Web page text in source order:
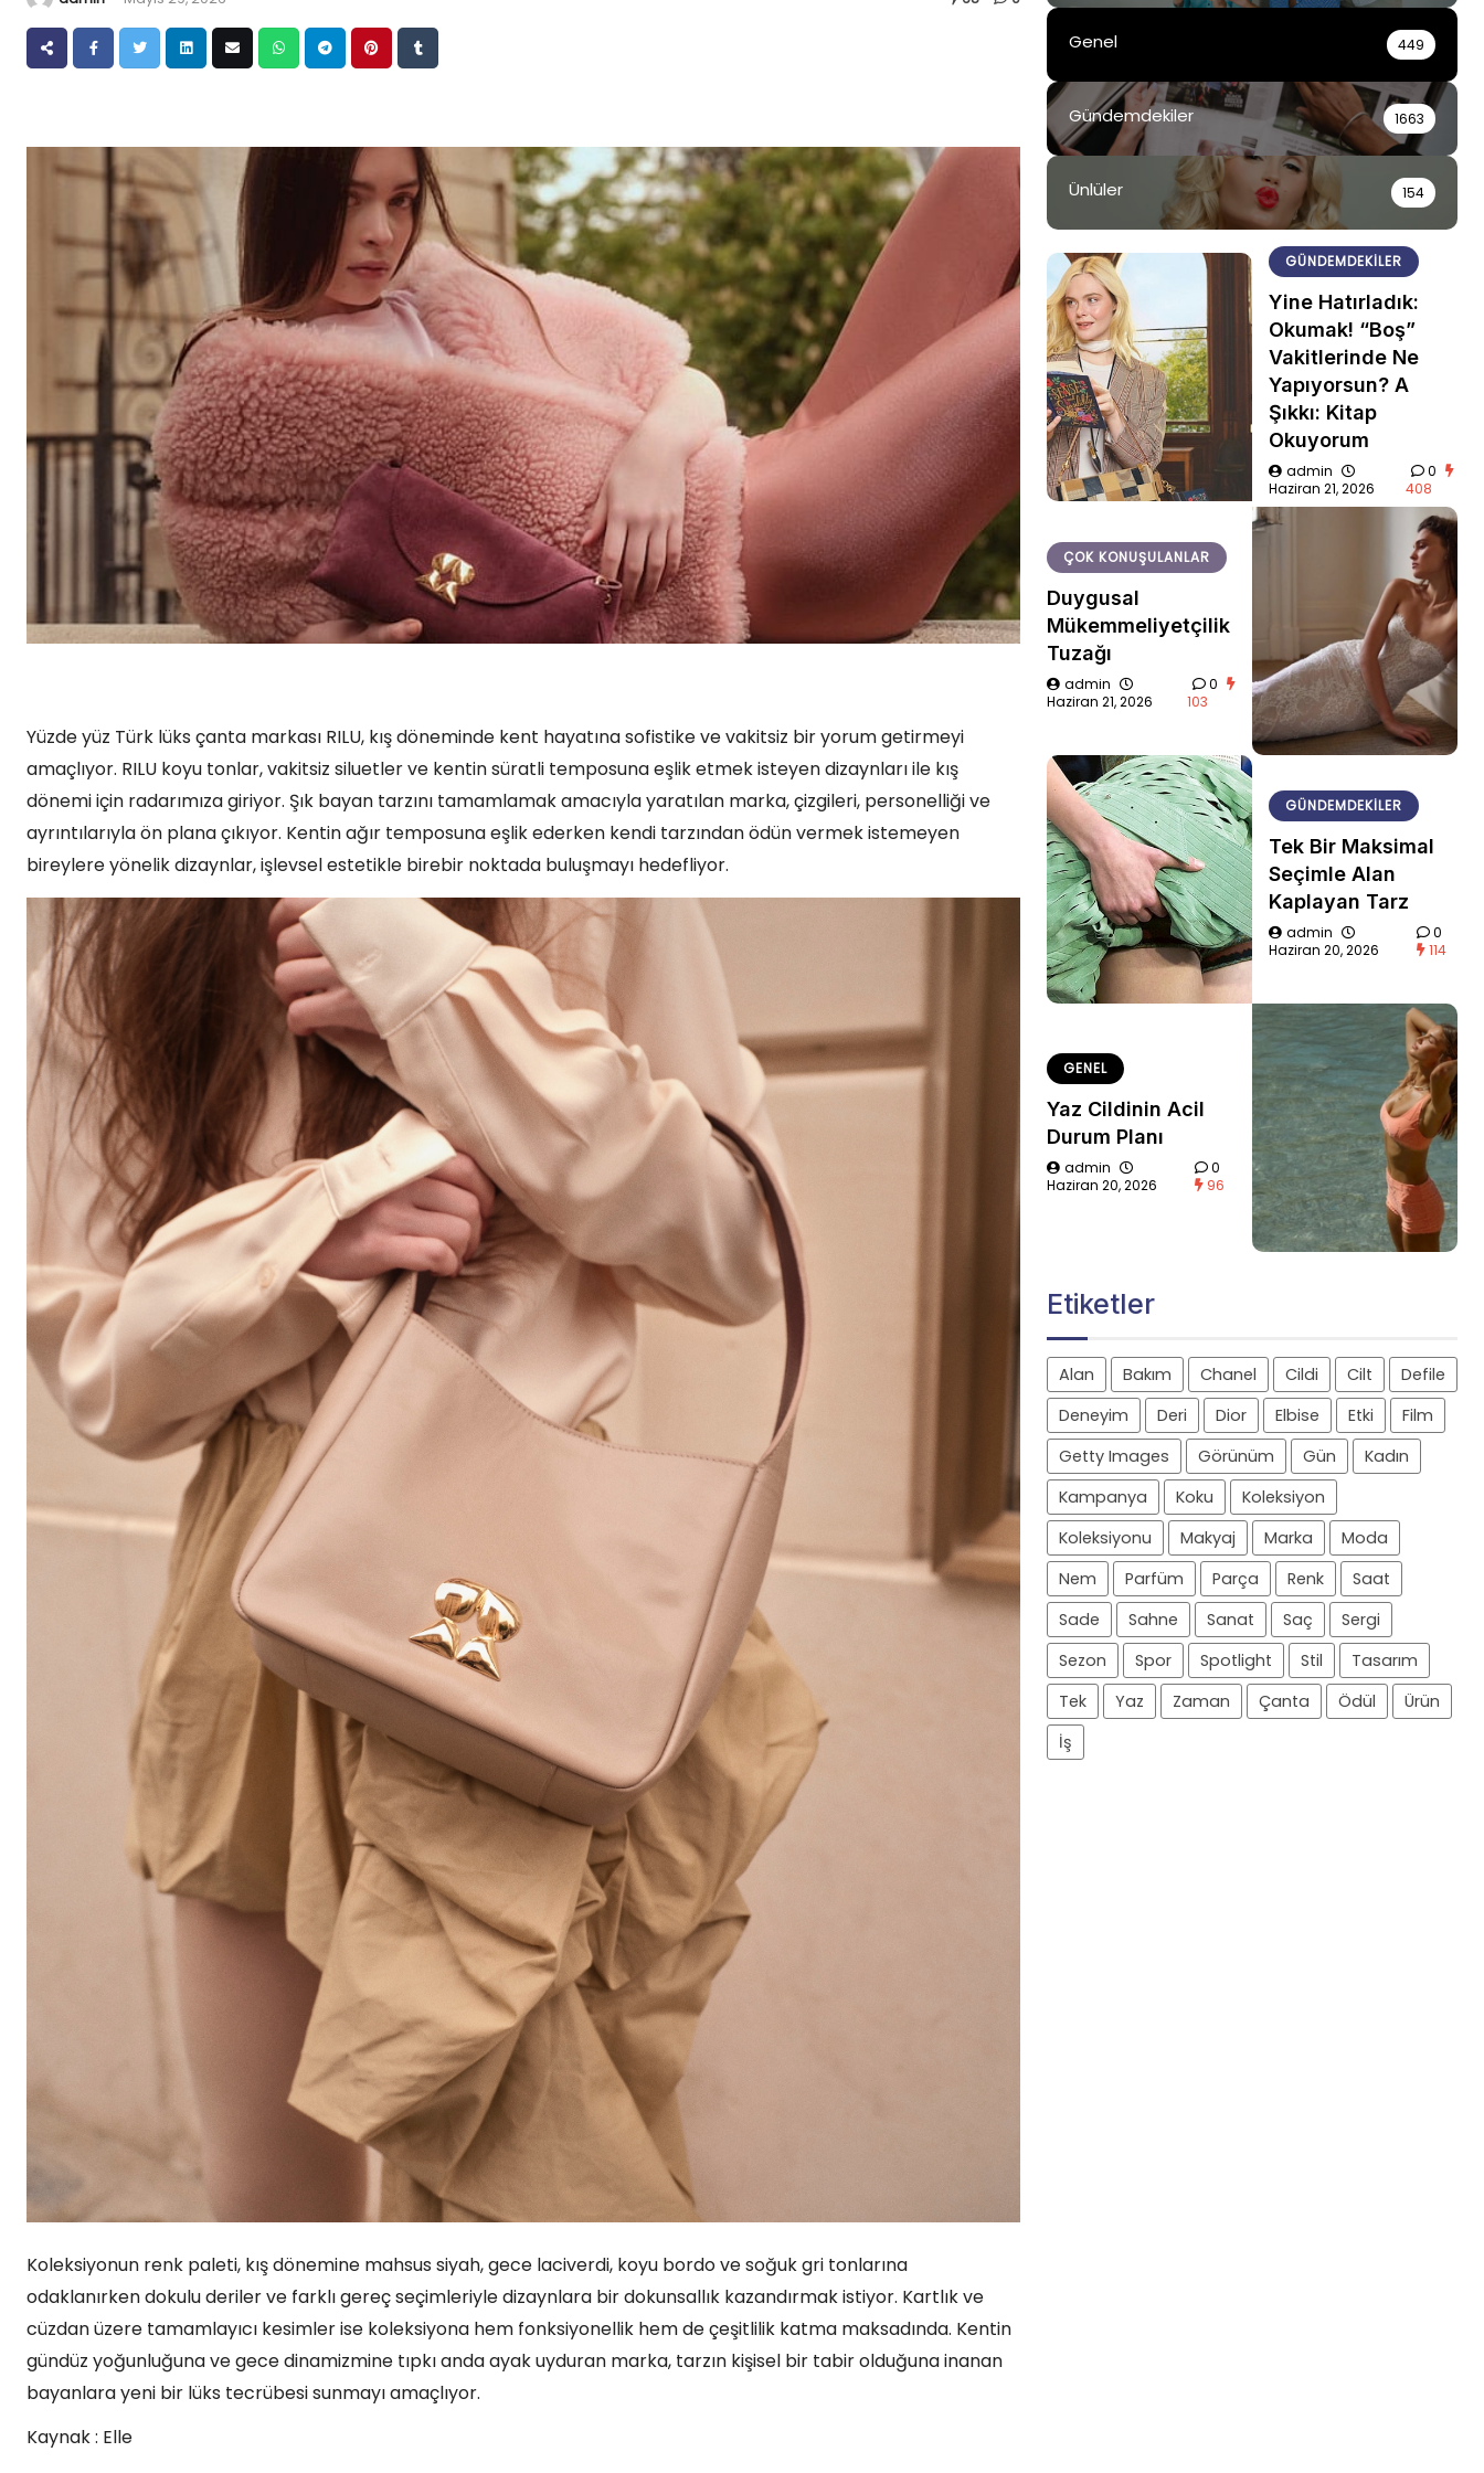
Yüzde yüz Türk lüks çanta markası RILU, kış döneminde kent hayatına sofistike ve vakitsiz bir yorum getirmeyi
amaçlıyor. RILU koyu tonlar, vakitsiz siluetler ve kentin süratli temposuna eşlik etmek isteyen dizaynları ile kış
dönemi için radarımıza giriyor. Şık bayan tarzını tamamlamak amacıyla yaratılan marka, çizgileri, personelliği ve
ayrıntılarıyla ön plana çıkıyor. Kentin ağır temposuna eşlik ederken kendi tarzından ödün vermek istemeyen
bireylere yönelik dizaynlar, işlevsel estetikle birebir noktada buluşmayı hedefliyor.
Koleksiyonun renk paleti, kış dönemine mahsus siyah, gece laciverdi, koyu bordo ve soğuk gri tonlarına
odaklanırken dokulu deriler ve farklı gereç seçimleriyle dizaynlara bir dokunsallık kazandırmak istiyor. Kartlık ve
cüzdan üzere tamamlayıcı kesimler ise koleksiyona hem fonksiyonellik hem de çeşitlilik katma maksadında. Kentin
gündüz yoğunluğuna ve gece dinamizmine tıpkı anda ayak uyduran marka, tarzın kişisel bir tabir olduğuna inanan
bayanlara yeni bir lüks tecrübesi sunmayı amaçlıyor.
Kaynak : Elle
Genel 449
Gündemdekiler 1663
Ünlüler 154
GÜNDEMDEKILER
Yine Hatırladık:
Okumak! “Boş”
Vakitlerinde Ne
Yapıyorsun? A
Şıkkı: Kitap
Okuyorum
admin
Haziran 21, 2026
0
408
ÇOK KONUŞULANLAR
Duygusal
Mükemmeliyetçilik
Tuzağı
admin
Haziran 21, 2026
0
103
GÜNDEMDEKILER
Tek Bir Maksimal
Seçimle Alan
Kaplayan Tarz
admin
Haziran 20, 2026
0
114
GENEL
Yaz Cildinin Acil
Durum Planı
admin
Haziran 20, 2026
0
96
Etiketler
Alan Bakım Chanel Cildi Cilt
Defile
Deneyim
Deri Dior Elbise Etki
Film
Getty Images
Görünüm Gün
Kadın
Kampanya
Koku
Koleksiyon
Koleksiyonu
Makyaj Marka
Moda
Nem
Parfüm Parça Renk
Saat
Sade
Sahne Sanat Saç
Sergi
Sezon
Spor Spotlight Stil
Tasarım
Tek
Yaz Zaman Çanta Ödül
Ürün
İş